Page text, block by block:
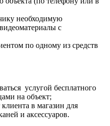
необходимую
с
по одному из средств
услугой бесплатного
на объект;
в магазин для
и аксессуаров.